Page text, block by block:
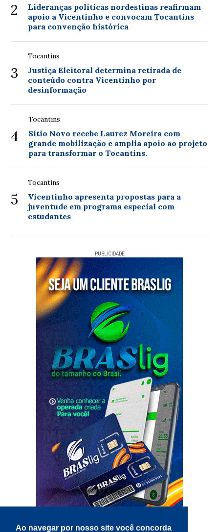
Ao navegar por nosso site você concorda
2
Lideranças políticas nordestinas reafirmam
apoio a Vicentinho e convocam Tocantins
para convenção histórica
3
Tocantins
Justiça Eleitoral determina retirada de
conteúdo contra Vicentinho por
desinformação
4
Tocantins
Sítio Novo recebe Laurez Moreira com
grande mobilização e amplia apoio ao projeto
para transformar o Tocantins.
5
Tocantins
Vicentinho apresenta propostas para a
juventude em programa especial com
estudantes
PUBLICIDADE